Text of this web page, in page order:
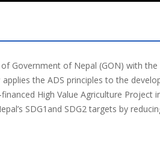
Government of Nepal (GON) with
the ADS principles to the
High Value Agriculture Project
SDG1and SDG2 targets by